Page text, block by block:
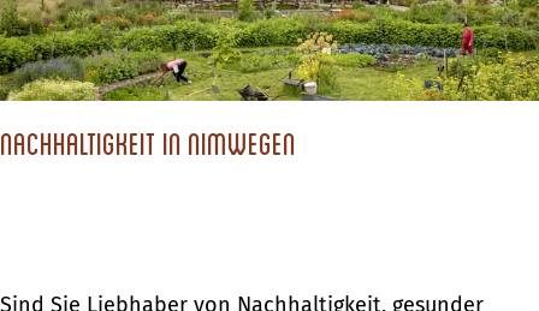
d
t
e
n
H
a
n
s
g
i
o
A
e
e
r
u
n
m
m
e
r
Nachhaltigkeit in Nimwegen
N
Sind Sie Liebhaber von Nachhaltigkeit, gesunder